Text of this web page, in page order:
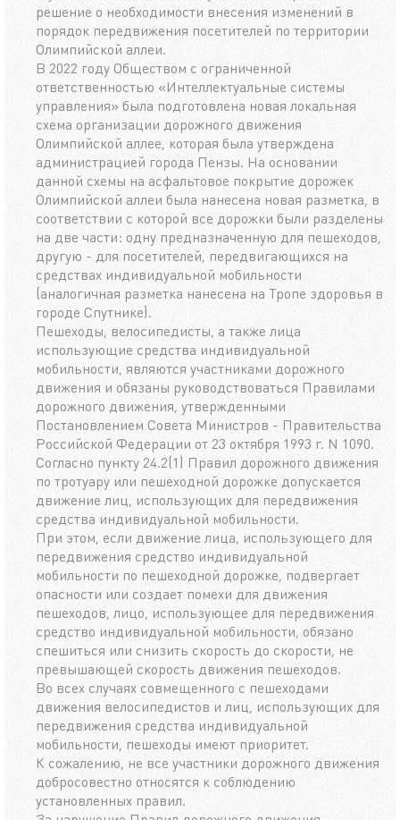
решение о необходимости внесения изменений в
порядок передвижения посетителей по территории
Олимпийской аллеи.
В 2022 году Обществом с ограниченной
ответственностью «Интеллектуальные системы
управления» была подготовлена новая локальная
схема организации дорожного движения
Олимпийской аллее, которая была утверждена
администрацией города Пензы. На основании
данной схемы на асфальтовое покрытие дорожек
Олимпийской аллеи была нанесена новая разметка, в
соответствии с которой все дорожки были разделены
на две части: одну предназначенную для пешеходов,
другую - для посетителей, передвигающихся на
средствах индивидуальной мобильности
(аналогичная разметка нанесена на Тропе здоровья в
городе Спутнике).
Пешеходы, велосипедисты, а также лица
использующие средства индивидуальной
мобильности, являются участниками дорожного
движения и обязаны руководствоваться Правилами
дорожного движения, утвержденными
Постановлением Совета Министров - Правительства
Российской Федерации от 23 октября 1993 г. N 1090.
Согласно пункту 24.2(1) Правил дорожного движения
по тротуару или пешеходной дорожке допускается
движение лиц, использующих для передвижения
средства индивидуальной мобильности.
При этом, если движение лица, использующего для
передвижения средство индивидуальной
мобильности по пешеходной дорожке, подвергает
опасности или создает помехи для движения
пешеходов, лицо, использующее для передвижения
средство индивидуальной мобильности, обязано
спешиться или снизить скорость до скорости, не
превышающей скорость движения пешеходов.
Во всех случаях совмещенного с пешеходами
движения велосипедистов и лиц, использующих для
передвижения средства индивидуальной
мобильности, пешеходы имеют приоритет.
К сожалению, не все участники дорожного движения
добросовестно относятся к соблюдению
установленных правил.